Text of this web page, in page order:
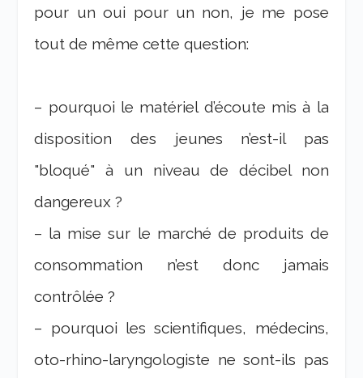
pour un oui pour un non, je me pose
tout de même cette question:
– pourquoi le matériel d’écoute mis à la
disposition des jeunes n’est-il pas
"bloqué" à un niveau de décibel non
dangereux ?
– la mise sur le marché de produits de
consommation n’est donc jamais
contrôlée ?
– pourquoi les scientifiques, médecins,
oto-rhino-laryngologiste ne sont-ils pas